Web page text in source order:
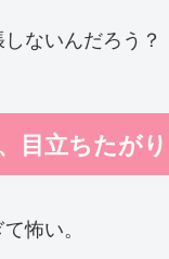
ないんだろう？
目立ちたがり
怖い。